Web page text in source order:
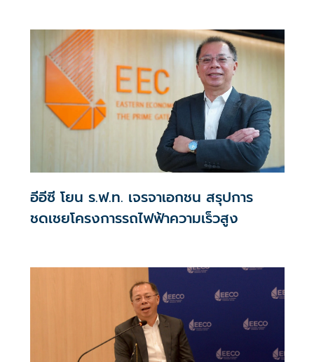
อีอีซี โยน ร.ฟ.ท. เจรจาเอกชน สรุปการ
ชดเชยโครงการรถไฟฟ้าความเร็วสูง